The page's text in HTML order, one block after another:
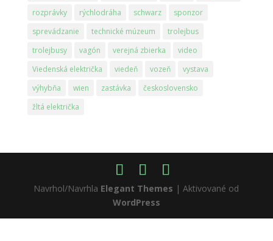
rozprávky
rýchlodráha schwarz
sponzor
sprevádzanie
technické múzeum
trolejbus
trolejbusy
vagón verejná zbierka
video
Viedenská električka
viedeň vozeň
vystava
výhybňa
wien zastávka
československo
žltá električka
Navrhol/Navrhla Elegant Themes | Aktivované od
WordPress